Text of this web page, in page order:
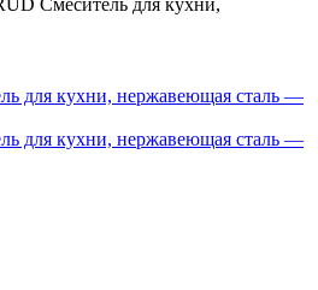
Смеситель для кухни,